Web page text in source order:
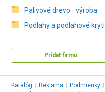
Palivové drevo ‑ výroba
Podlahy a podlahové
Pridať firmu
Katalóg Reklama Podmienky